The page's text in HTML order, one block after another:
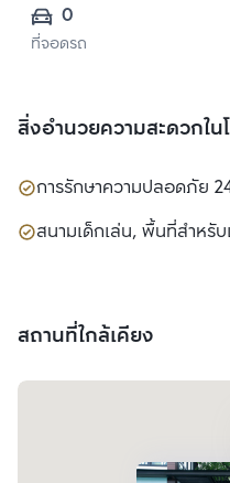
0
ที่จอดรถ
สิ่งอำนวยความสะดวกใน
การรักษาความปลอดภัย
สนามเด็กเล่น, พื้นที่สำหรับ
สถานที่ใกล้เคียง